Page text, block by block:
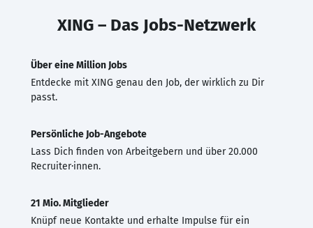
XING – Das Jobs-Netzwerk
Über eine Million Jobs
Entdecke mit XING genau den Job, der wirklich zu Dir
passt.
Persönliche Job-Angebote
Lass Dich finden von Arbeitgebern und über 20.000
Recruiter·innen.
21 Mio. Mitglieder
Knüpf neue Kontakte und erhalte Impulse für ein